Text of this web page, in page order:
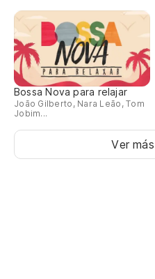
Bossa Nova para relajar
João Gilberto, Nara Leão, Tom
Jobim...
Ver